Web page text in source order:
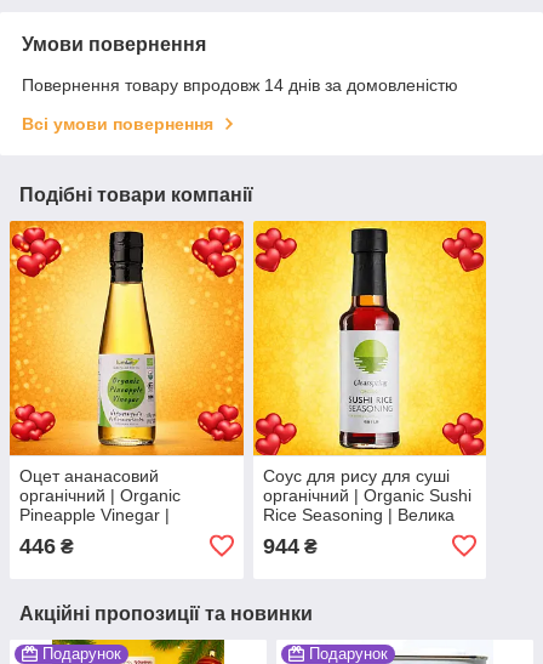
Умови повернення
Повернення товару впродовж 14 днів за домовленістю
Всі умови повернення
Подібні товари компанії
Оцет ананасовий
органічний | Organic
Pineapple Vinegar |
Таїланд | Lumlum | 200 мл
VG
446 ₴
Соус для рису для суші
органічний | Organic Sushi
Rice Seasoning | Велика
150 мл VG
944₴
Акційні пропозиції та новинки
Подарунок Подарунок